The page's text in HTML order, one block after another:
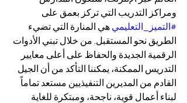
ومراكز التدريب التي تركز بعمق على
#التميز_التعليمي هي المنارة التي تضيء
الطريق نحو المستقبل. من خلال تبني الأدوات
الرقمية الجديدة والحفاظ على أعلى معايير
التدريس الممكنة، يمكننا التأكد من أن الجيل
القادم من المديرين التنفيذيين مستعد تماماً
لبناء أعمال قوية، ناجحة، ومبتكرة للغاية